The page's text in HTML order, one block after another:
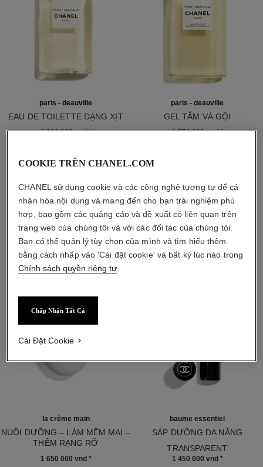
paris - deauville
EAU DE TOILETTE DẠNG XỊT
4 860 000 vnd*
paris - deauville
GEL TẮM VÀ GỘI
1 750 000 vnd*
SẢN PHẨM LÀM ĐẸP THIẾT YẾU
la crème main
NUÔI DƯỠNG – LÀM MỀM MẠI –
THÊM RẠNG RỠ
1 650 000 vnd *
baume essentiel
SÁP DƯỠNG ĐA NĂNG
TRANSPARENT
1 450 000 vnd *
COOKIE TRÊN CHANEL.COM
CHANEL sử dụng cookie và các công nghệ tương tự để cá
nhân hóa nội dung và mang đến cho bạn trải nghiệm phù
hợp, bao gồm các quảng cáo và đề xuất có liên quan trên
trang web của chúng tôi và với các đối tác của chúng tôi.
Bạn có thể quản lý tùy chọn của mình và tìm hiểu thêm
bằng cách nhấp vào 'Cài đặt cookie' và bất kỳ lúc nào trong
Chính sách quyền riêng tư
Chấp Nhận Tất Cả
Cài Đặt Cookie